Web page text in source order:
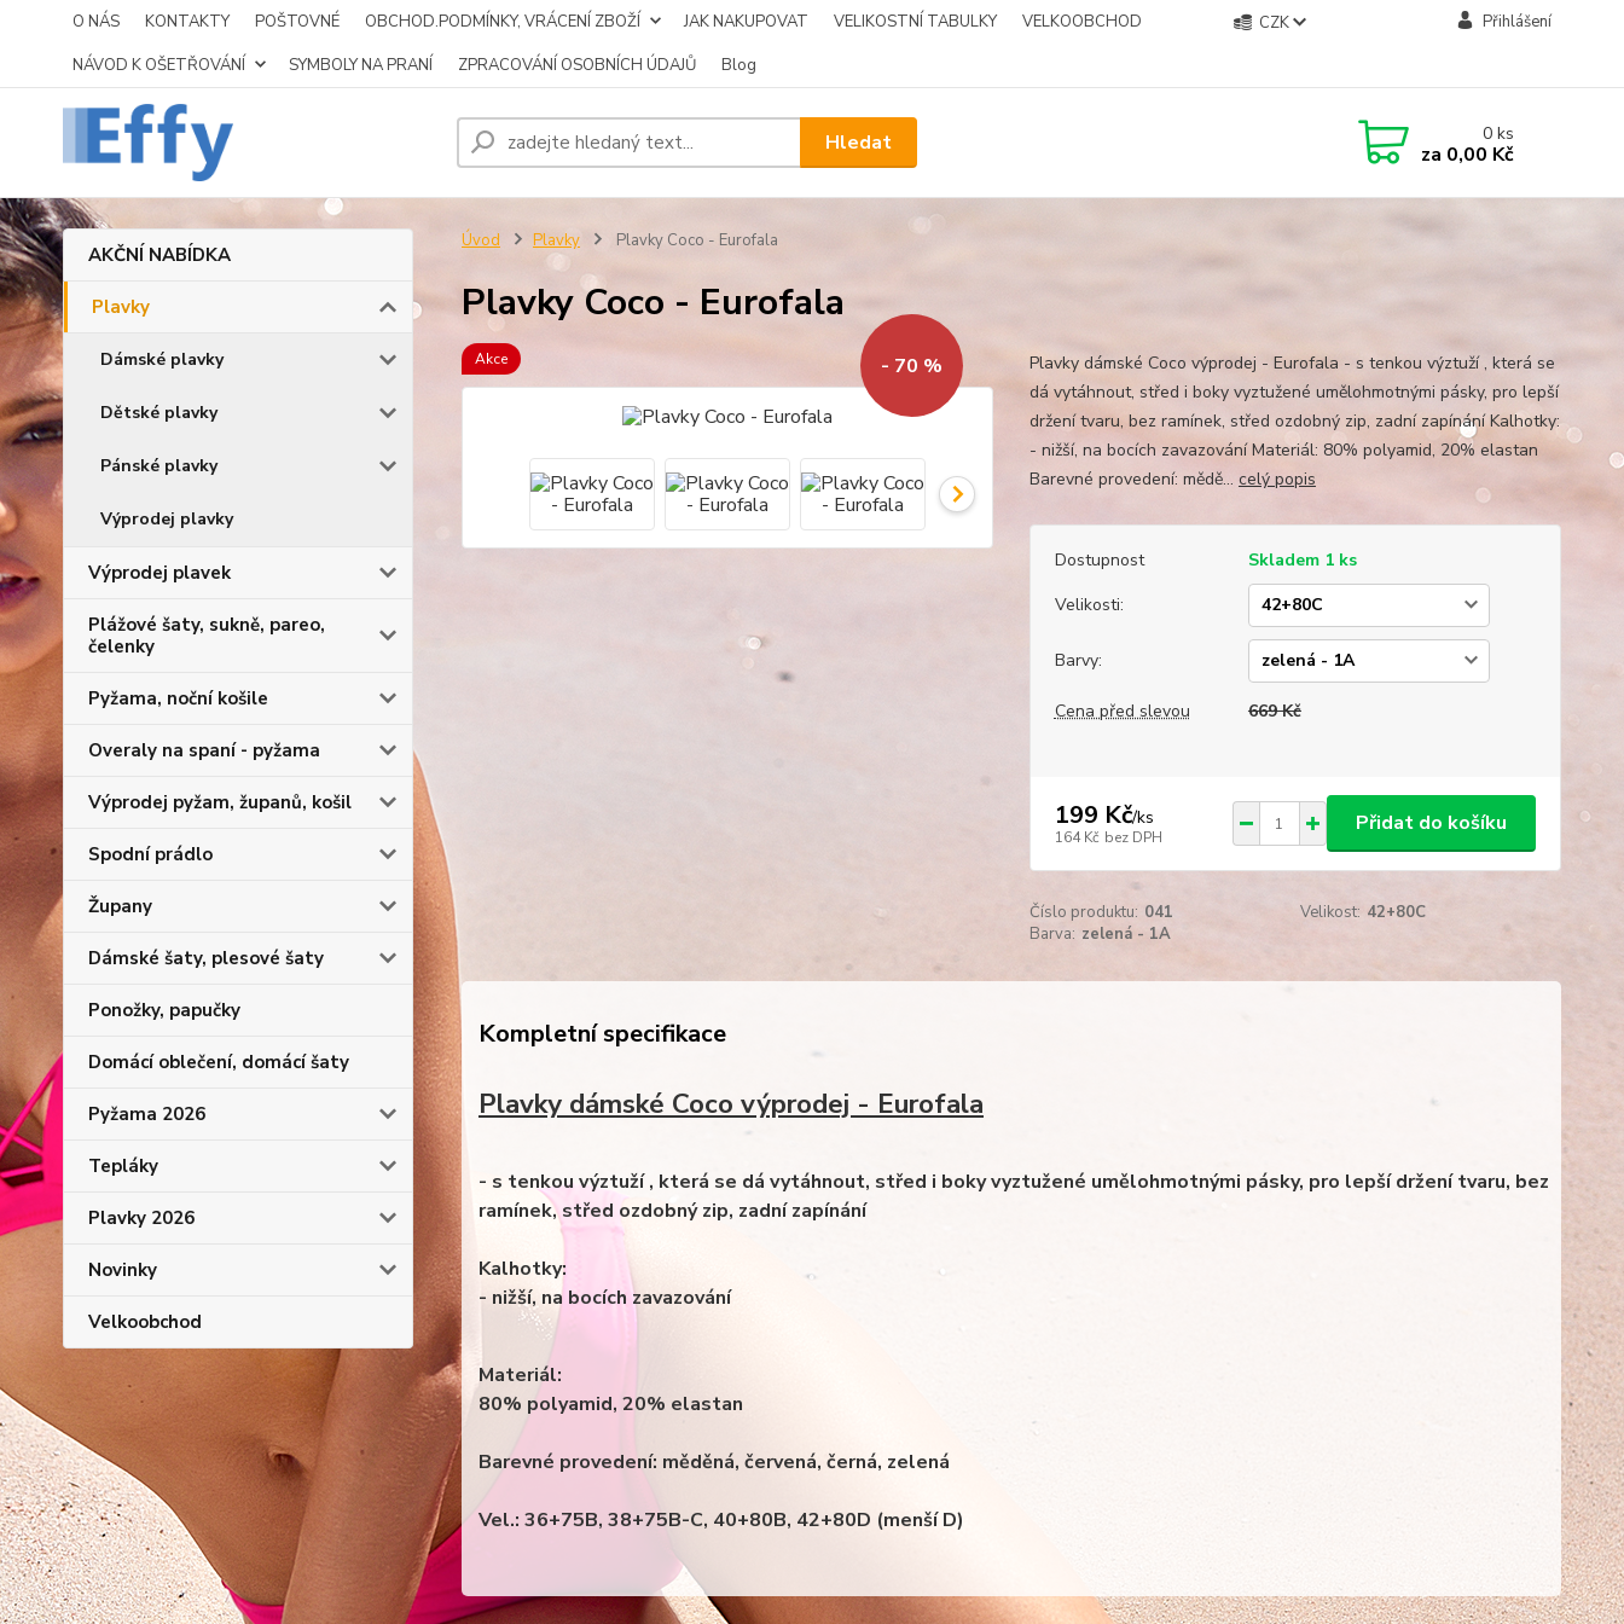
O NÁS KONTAKTY POŠTOVNÉ OBCHOD.PODMÍNKY, VRÁCENÍ ZBOŽÍ JAK NAKUPOVAT VELIKOSTNÍ TABULKY
VELKOOBCHOD
NÁVOD K OŠETŘOVÁNÍ
SYMBOLY NA PRANÍ ZPRACOVÁNÍ OSOBNÍCH ÚDAJŮ Blog
CZK Přihlášení
Hledat 0ks
za 0,00 Kč
AKČNÍ NABÍDKA
Plavky
Dámské plavky
Dětské plavky
Pánské plavky
Výprodej plavky
Výprodej plavek
Plážové šaty, sukně, pareo,
čelenky
Pyžama, noční košile
Overaly na spaní - pyžama
Výprodej pyžam, županů, košil
Spodní prádlo
Župany
Dámské šaty, plesové šaty
Ponožky, papučky
Domácí oblečení, domácí šaty
Pyžama 2026
Tepláky
Plavky 2026
Novinky
Velkoobchod
Úvod Plavky Plavky Coco - Eurofala
Plavky Coco - Eurofala
Akce - 70 %
Plavky dámské Coco výprodej - Eurofala - s tenkou výztuží , která se
dá vytáhnout, střed i boky vyztužené umělohmotnými pásky, pro lepší
držení tvaru, bez ramínek, střed ozdobný zip, zadní zapínání Kalhotky:
- nižší, na bocích zavazování Materiál: 80% polyamid, 20% elastan
Barevné provedení: mědě... celý popis
Dostupnost
Skladem 1 ks
Velikosti:
Barvy:
Cena před slevou 669 Kč
199 Kč/ks
164 Kč bez DPH
Přidat do košíku
Číslo produktu: 041 Velikost: 42+80C
Barva: zelená - 1A
Kompletní specifikace
Plavky dámské Coco výprodej - Eurofala
- s tenkou výztuží , která se dá vytáhnout, střed i boky vyztužené umělohmotnými pásky, pro lepší držení tvaru, bez
ramínek, střed ozdobný zip, zadní zapínání
Kalhotky:
- nižší, na bocích zavazování
Materiál:
80% polyamid, 20% elastan
Barevné provedení: měděná, červená, černá, zelená
Vel.: 36+75B, 38+75B-C, 40+80B, 42+80D (menší D)